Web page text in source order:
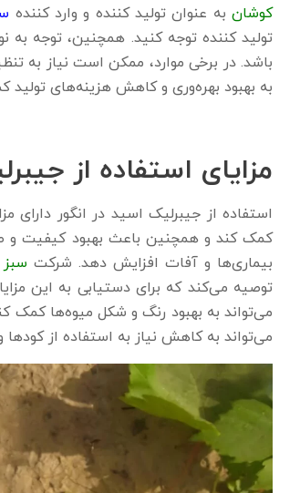
کوشانبه عنوان تولید کننده و وارد کننده
تولید کننده توجه کنید. همچنین، توجه
باشد. در برخی موارد، ممکن است نیاز به
به بهبود بهره‌وری و کاهش هزینه‌های تولید
مزایای استفاده از
استفاده از جیبرلیک اسید در انگور دارای
کمک کند و همچنین باعث بهبود کیفیت و
بیماری‌ها و آفات افزایش دهد. شرکت
توصیه می‌کند که برای دستیابی به این
می‌تواند به بهبود رنگ و شکل میوه‌ها کمک
می‌تواند به کاهش نیاز به استفاده از